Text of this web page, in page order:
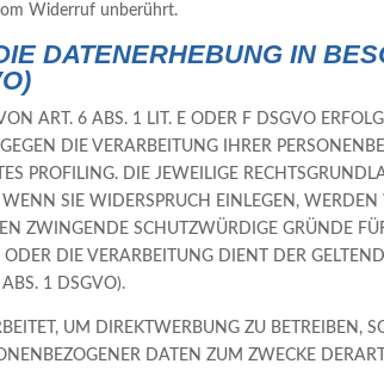
Widerruf unberührt.
DATENERHEBUNG IN
ART. 6 ABS. 1 LIT. E ODER F DSGVO
DIE VERARBEITUNG IHRER
PROFILING. DIE JEWEILIGE
SIE WIDERSPRUCH EINLEGEN,
ZWINGENDE SCHUTZWÜRDIGE GRÜNDE
ODER DIE VERARBEITUNG DIENT DER
1 DSGVO).
UM DIREKTWERBUNG ZU BETREIBEN,
DATEN ZUM ZWECKE